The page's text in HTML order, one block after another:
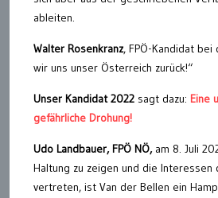
ableiten.
Walter Rosenkranz, FPÖ-Kandidat bei
wir uns unser Österreich zurück!“
Unser Kandidat 2022 sagt dazu: Eine
gefährliche Drohung!
Udo Landbauer, FPÖ NÖ,am 8. Juli
Haltung zu zeigen und die Interessen
vertreten, ist Van der Bellen ein